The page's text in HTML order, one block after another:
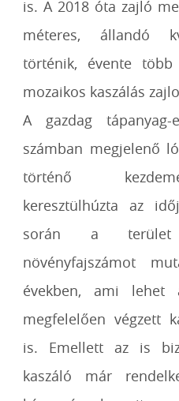
is. A 2018 óta zajló
méteres, állandó
történik, évente
mozaikos kaszálás
A gazdag
számban megjelenő
történő
keresztülhúzta az
során a terület
növényfajszámot
években, ami
megfelelően végzett
is. Emellett az is
kaszáló már